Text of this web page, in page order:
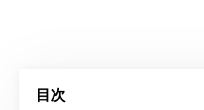
目次